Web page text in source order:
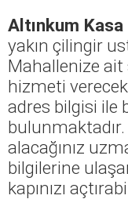
Altınkum
yakın çilingir
Mahallenize ait
hizmeti
adres bilgisi ile
alacağınız
bilgilerine
kapınızı